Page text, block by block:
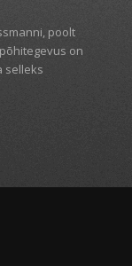
poolt
on
selleks